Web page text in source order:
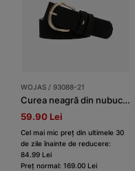
WOJAS / 93088-21
Curea neagră din nubuc cu cataramă aurie
59.90 Lei
Cel mai mic preț din ultimele 30
de zile înainte de reducere:
84.99 Lei
Preț normal: 169.00 Lei